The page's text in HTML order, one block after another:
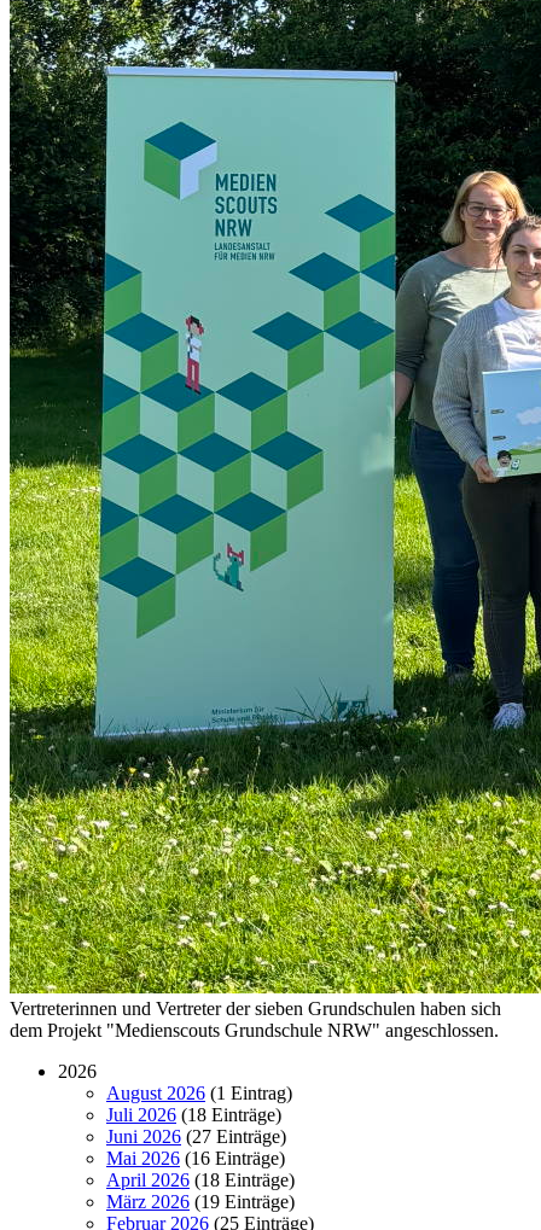
Vertreterinnen und Vertreter der sieben Grundschulen haben sich
dem Projekt "Medienscouts Grundschule NRW" angeschlossen.
2026
August 2026 (1 Eintrag)
Juli 2026 (18 Einträge)
Juni 2026 (27 Einträge)
Mai 2026 (16 Einträge)
April 2026 (18 Einträge)
März 2026 (19 Einträge)
Februar 2026 (25 Einträge)